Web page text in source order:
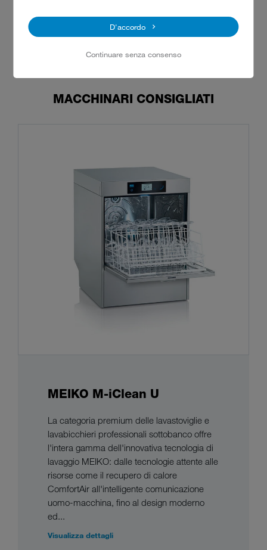
D'accordo
Continuare senza consenso
MACCHINARI CONSIGLIATI
MEIKO M-iClean U
La categoria premium delle lavastoviglie e
lavabicchieri professionali sottobanco offre
l'intera gamma dell'innovativa tecnologia di
lavaggio MEIKO: dalle tecnologie attente alle
risorse come il recupero di calore
ComfortAir all'intelligente comunicazione
uomo-macchina, fino al design moderno
ed...
Visualizza dettagli